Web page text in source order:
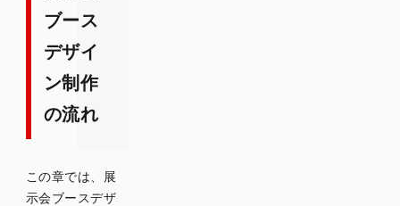
ブース
デザイ
ン制作
の流れ
この章では、展
示会ブースデザ